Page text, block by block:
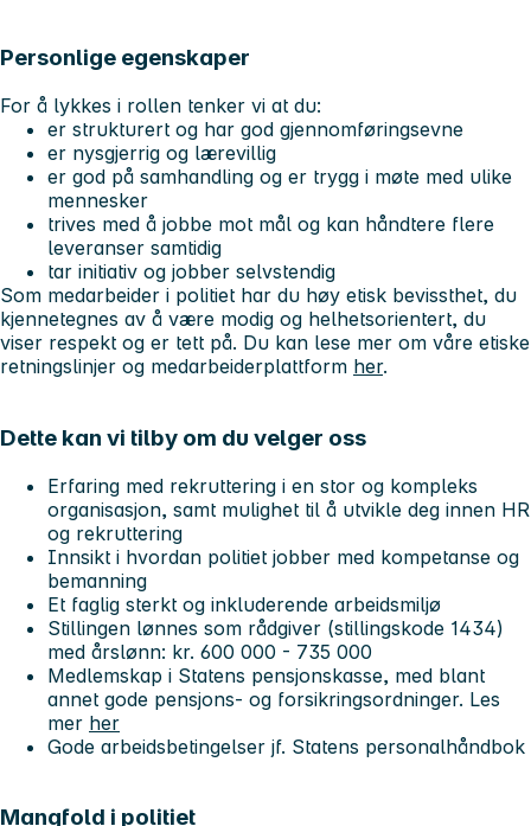
Personlige egenskaper
For å lykkes i rollen tenker vi at du:
er strukturert og har god gjennomføringsevne
er nysgjerrig og lærevillig
er god på samhandling og er trygg i møte med ulike
mennesker
trives med å jobbe mot mål og kan håndtere flere
leveranser samtidig
tar initiativ og jobber selvstendig
Som medarbeider i politiet har du høy etisk bevissthet, du
kjennetegnes av å være modig og helhetsorientert, du
viser respekt og er tett på. Du kan lese mer om våre etiske
retningslinjer og medarbeiderplattform her.
Dette kan vi tilby om du velger oss
Erfaring med rekruttering i en stor og kompleks
organisasjon, samt mulighet til å utvikle deg innen HR
og rekruttering
Innsikt i hvordan politiet jobber med kompetanse og
bemanning
Et faglig sterkt og inkluderende arbeidsmiljø
Stillingen lønnes som rådgiver (stillingskode 1434)
med årslønn: kr. 600 000 - 735 000
Medlemskap i Statens pensjonskasse, med blant
annet gode pensjons- og forsikringsordninger. Les
mer her
Gode arbeidsbetingelser jf. Statens personalhåndbok
Mangfold i politiet